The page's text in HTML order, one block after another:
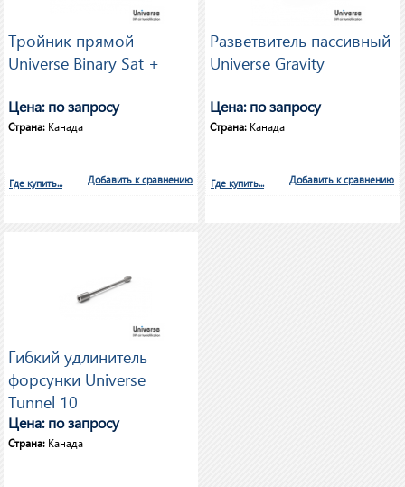
Тройник прямой
Universe Binary Sat +
Цена: по запросу
Страна: Канада
Добавить к сравнению
Где купить...
Разветвитель пассивный
Universe Gravity
Цена: по запросу
Страна: Канада
Добавить к сравнению
Где купить...
Гибкий удлинитель
форсунки Universe
Tunnel 10
Цена: по запросу
Страна: Канада